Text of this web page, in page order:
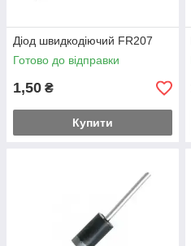
Діод швидкодіючий FR207
Готово до відправки
1,50 ₴
Купити